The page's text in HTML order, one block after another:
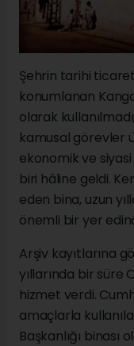
Şehrin tarihi
konumlanan
olarak
kamusal görevler
ekonomik ve
biri hâline geldi.
eden bina, uzun
önemli bir yer
Arşiv kayıtlarına
yıllarında bir süre
hizmet verdi.
amaçlarla
Başkanlığı binası